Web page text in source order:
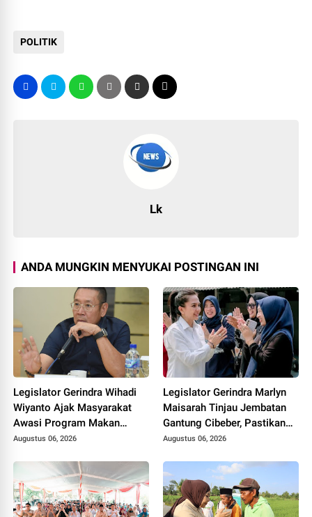
POLITIK
Lk
ANDA MUNGKIN MENYUKAI POSTINGAN INI
Legislator Gerindra Wihadi
Wiyanto Ajak Masyarakat
Awasi Program Makan
Bergizi Gratis agar Tepat
Augustus 06, 2026
Legislator Gerindra Marlyn
Maisarah Tinjau Jembatan
Gantung Cibeber, Pastikan
Aspirasi Warga Terlaksana
Augustus 06, 2026